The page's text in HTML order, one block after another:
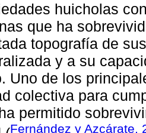
huicholas
que ha
topografía de
y a su
Uno de los
colectiva para
permitido
Fernández y Azcárate,